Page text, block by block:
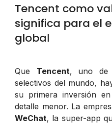
Tencent como
significa para el
global
Que Tencent, uno de
selectivos del mundo,
su primera inversión
detalle menor. La
WeChat, la super-app